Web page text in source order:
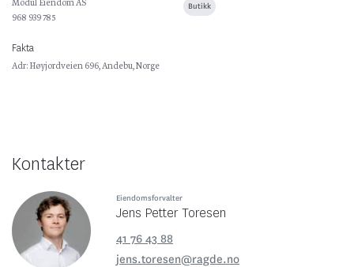
Modul Eiendom AS
968 939 785
Butikk
Fakta
Adr: Høyjordveien 696, Andebu, Norge
Kontakter
Eiendomsforvalter
Jens Petter Toresen
41 76 43 88
jens.toresen@ragde.no